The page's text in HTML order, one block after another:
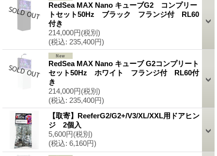
RedSea MAX Nano キューブG2 コンプリー
トセット50Hz ブラック フランジ付 RL60
付き
214,000円(税別)
(税込: 235,400円)
RedSea MAX Nano キューブ G2コンプリート
セット50Hz ホワイト フランジ付 RL60付
き
214,000円(税別)
(税込: 235,400円)
【取寄】ReeferG2/G2+/V3/XL/XXL用ドアヒン
ジ 2個入
5,600円(税別)
(税込: 6,160円)